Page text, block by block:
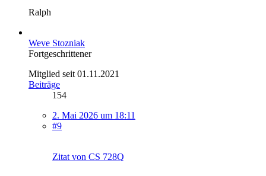
Ralph
Weve Stozniak
Fortgeschrittener
Mitglied seit 01.11.2021
Beiträge
154
2. Mai 2026 um 18:11
#9
Zitat von CS 728Q